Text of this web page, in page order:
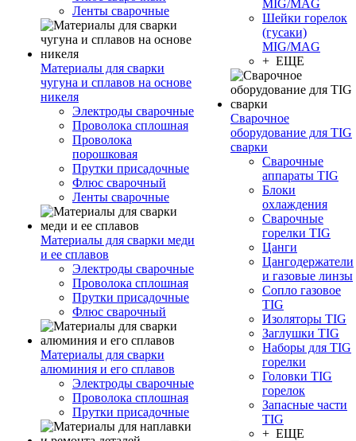
Ленты сварочные
Материалы для сварки
чугуна и сплавов на основе
никеля
Электроды сварочные
Проволока сплошная
Проволока
порошковая
Прутки присадочные
Флюс сварочный
Ленты сварочные
Материалы для сварки меди
и ее сплавов
Электроды сварочные
Проволока сплошная
Прутки присадочные
Флюс сварочный
Материалы для сварки
алюминия и его сплавов
Электроды сварочные
Проволока сплошная
Прутки присадочные
MIG/MAG
Шейки горелок
(гусаки)
MIG/MAG
+ ЕЩЕ
Сварочное
оборудование для TIG
сварки
Сварочные
аппараты TIG
Блоки
охлаждения
Сварочные
горелки TIG
Цанги
Цангодержатели
и газовые линзы
Сопло газовое
TIG
Изоляторы TIG
Заглушки TIG
Наборы для TIG
горелки
Головки TIG
горелок
Запасные части
TIG
+ ЕЩЕ